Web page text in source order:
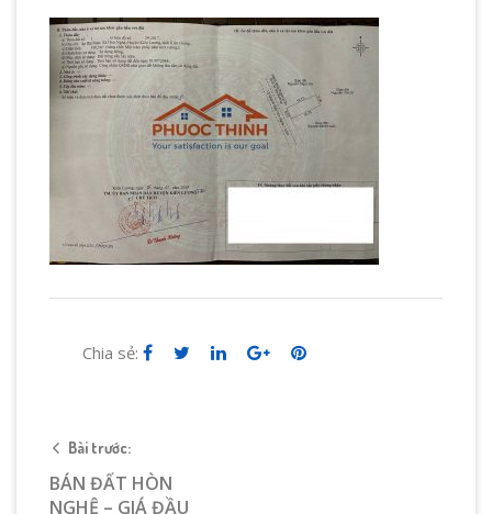
Chia sẻ:
Bài trước:
BÁN ĐẤT HÒN
NGHỆ – GIÁ ĐẦU